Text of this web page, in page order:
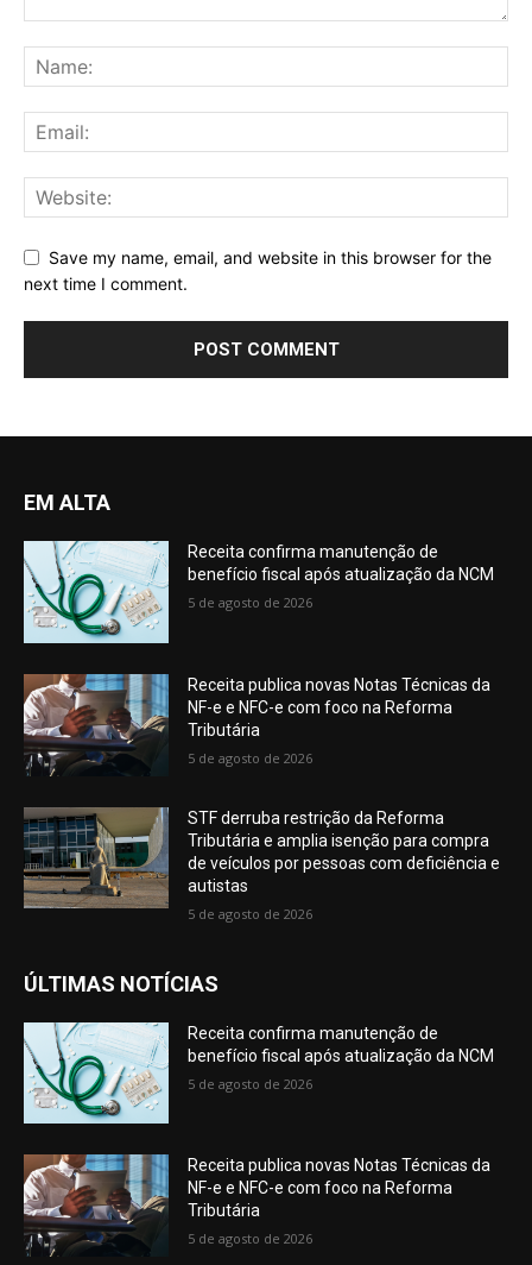
Save my name, email, and website in this browser for the
next time I comment.
EM ALTA
Receita confirma manutenção de
benefício fiscal após atualização da NCM
5 de agosto de 2026
Receita publica novas Notas Técnicas da
NF-e e NFC-e com foco na Reforma
Tributária
5 de agosto de 2026
STF derruba restrição da Reforma
Tributária e amplia isenção para compra
de veículos por pessoas com deficiência e
autistas
5 de agosto de 2026
ÚLTIMAS NOTÍCIAS
Receita confirma manutenção de
benefício fiscal após atualização da NCM
5 de agosto de 2026
Receita publica novas Notas Técnicas da
NF-e e NFC-e com foco na Reforma
Tributária
5 de agosto de 2026